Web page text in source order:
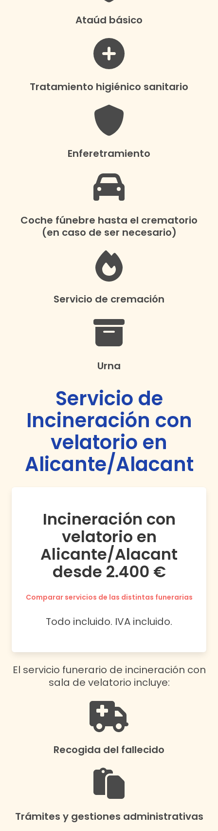
Ataúd básico
Tratamiento higiénico sanitario
Enferetramiento
Coche fúnebre hasta el crematorio
(en caso de ser necesario)
Servicio de cremación
Urna
Servicio de
Incineración con
velatorio en
Alicante/Alacant
Incineración con
velatorio en
Alicante/Alacant
desde 2.400 €
Comparar servicios de las distintas funerarias
Todo incluido. IVA incluido.
El servicio funerario de incineración con
sala de velatorio incluye:
Recogida del fallecido
Trámites y gestiones administrativas